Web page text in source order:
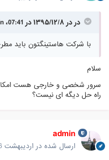
در در ۱۳۹۵/۱۲/۸ در 07:41، admin گفته است :
با شرکت هاستینگتون باید
سلام
سرور شخصی و خارجی هست امکان
راه حل دیگه ای نیست؟
admin
ارسال شده در اردیبهشت 26، 2017